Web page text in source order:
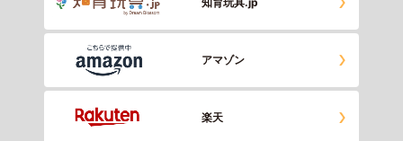
アマゾン
楽天